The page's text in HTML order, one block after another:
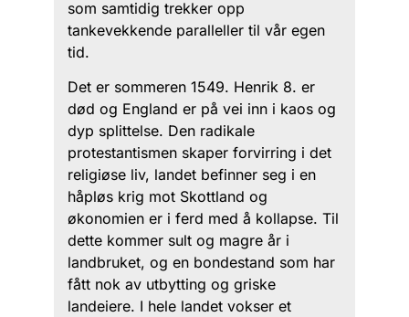
som samtidig trekker opp
tankevekkende paralleller til vår egen
tid.
Det er sommeren 1549. Henrik 8. er
død og England er på vei inn i kaos og
dyp splittelse. Den radikale
protestantismen skaper forvirring i det
religiøse liv, landet befinner seg i en
håpløs krig mot Skottland og
økonomien er i ferd med å kollapse. Til
dette kommer sult og magre år i
landbruket, og en bondestand som har
fått nok av utbytting og griske
landeiere. I hele landet vokser et